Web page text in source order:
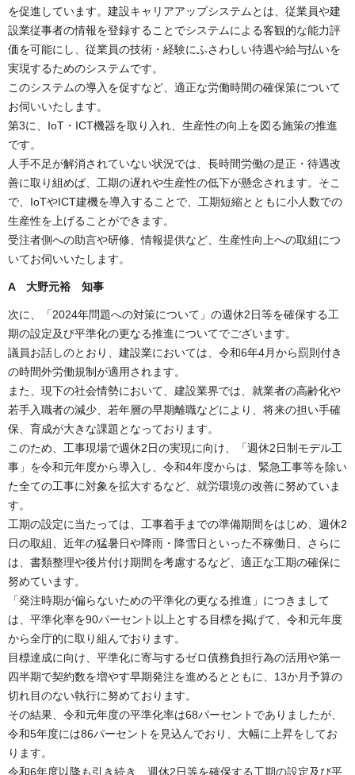
を促進しています。建設キャリアアップシステムとは、従業員や建
設業従事者の情報を登録することでシステムによる客観的な能力評
価を可能にし、従業員の技術・経験にふさわしい待遇や給与払いを
実現するためのシステムです。
このシステムの導入を促すなど、適正な労働時間の確保策について
お伺いいたします。
第3に、IoT・ICT機器を取り入れ、生産性の向上を図る施策の推進
です。
人手不足が解消されていない状況では、長時間労働の是正・待遇改
善に取り組めば、工期の遅れや生産性の低下が懸念されます。そこ
で、IoTやICT建機を導入することで、工期短縮とともに小人数での
生産性を上げることができます。
受注者側への助言や研修、情報提供など、生産性向上への取組につ
いてお伺いいたします。
A 大野元裕 知事
次に、「2024年問題への対策について」の週休2日等を確保する工
期の設定及び平準化の更なる推進についてでございます。
議員お話しのとおり、建設業においては、令和6年4月から罰則付き
の時間外労働規制が適用されます。
また、現下の社会情勢において、建設業界では、就業者の高齢化や
若手入職者の減少、若年層の早期離職などにより、将来の担い手確
保、育成が大きな課題となっております。
このため、工事現場で週休2日の実現に向け、「週休2日制モデル工
事」を令和元年度から導入し、令和4年度からは、緊急工事等を除い
た全ての工事に対象を拡大するなど、就労環境の改善に努めていま
す。
工期の設定に当たっては、工事着手までの準備期間をはじめ、週休2
日の取組、近年の猛暑日や降雨・降雪日といった不稼働日、さらに
は、書類整理や後片付け期間を考慮するなど、適正な工期の確保に
努めています。
「発注時期が偏らないための平準化の更なる推進」につきまして
は、平準化率を90パーセント以上とする目標を掲げて、令和元年度
から全庁的に取り組んでおります。
目標達成に向け、平準化に寄与するゼロ債務負担行為の活用や第一
四半期で契約数を増やす早期発注を進めるとともに、13か月予算の
切れ目のない執行に努めております。
その結果、令和元年度の平準化率は68パーセントでありましたが、
令和5年度には86パーセントを見込んでおり、大幅に上昇をしてお
ります。
令和6年度以降も引き続き、週休2日等を確保する工期の設定及び平